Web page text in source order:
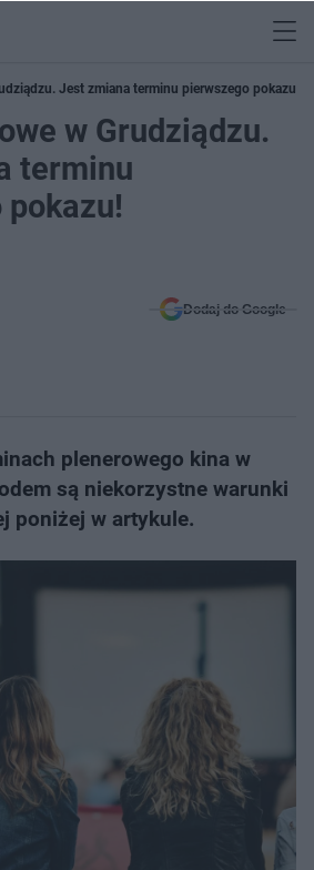
Jest zmiana terminu pierwszego pokazu!
w Grudziądzu.
terminu
Dodaj do Google
plenerowego kina w
są niekorzystne warunki
poniżej w artykule.